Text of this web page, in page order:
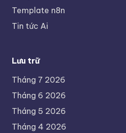
Template n8n
Tin tức Ai
Lưu trữ
Tháng 7 2026
Tháng 6 2026
Tháng 5 2026
Tháng 4 2026